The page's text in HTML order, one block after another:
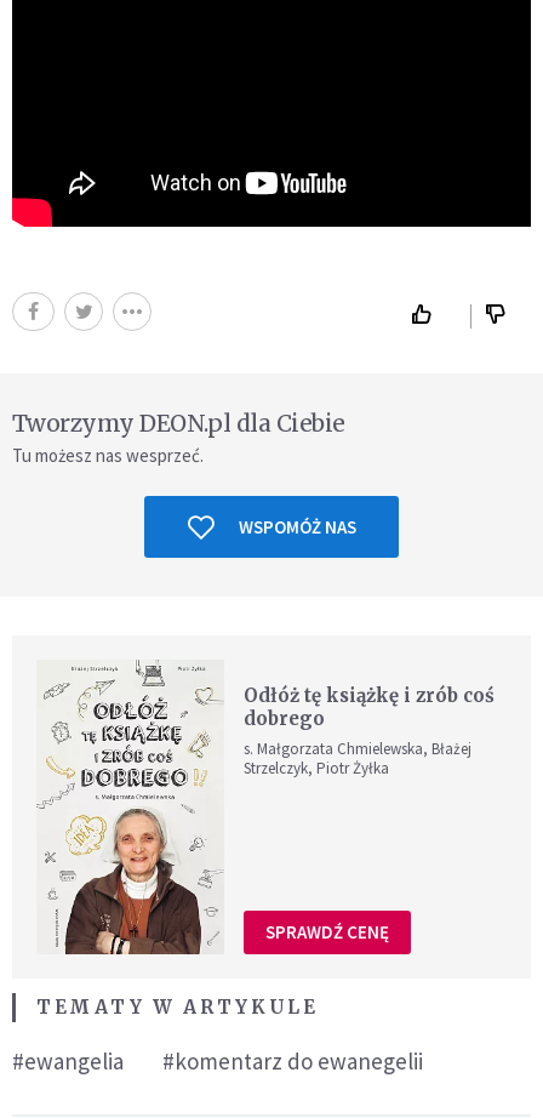
Tworzymy DEON.pl dla Ciebie
Tu możesz nas wesprzeć.
WSPOMÓŻ NAS
Odłóż tę książkę i zrób coś
dobrego
s. Małgorzata Chmielewska, Błażej
Strzelczyk, Piotr Żyłka
SPRAWDŹ CENĘ
TEMATY W ARTYKULE
#ewangelia #komentarz do ewanegelii